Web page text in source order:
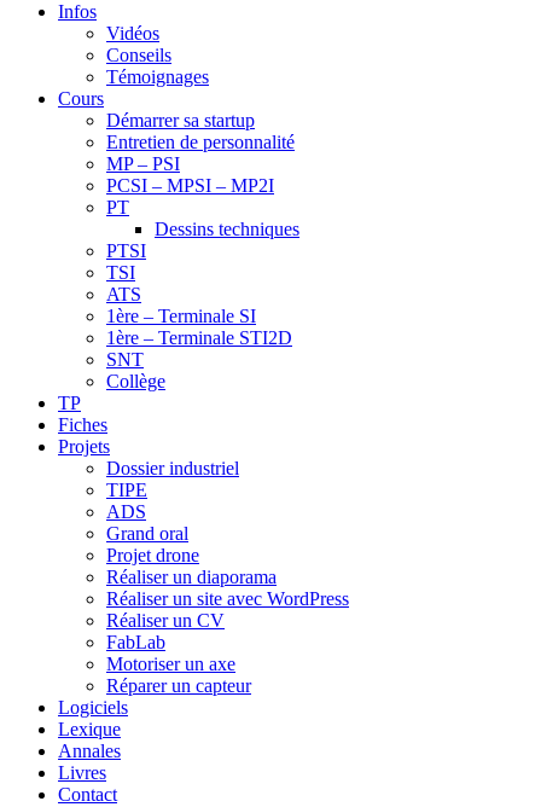
Infos
Vidéos
Conseils
Témoignages
Cours
Démarrer sa startup
Entretien de personnalité
MP – PSI
PCSI – MPSI – MP2I
PT
Dessins techniques
PTSI
TSI
ATS
1ère – Terminale SI
1ère – Terminale STI2D
SNT
Collège
TP
Fiches
Projets
Dossier industriel
TIPE
ADS
Grand oral
Projet drone
Réaliser un diaporama
Réaliser un site avec WordPress
Réaliser un CV
FabLab
Motoriser un axe
Réparer un capteur
Logiciels
Lexique
Annales
Livres
Contact